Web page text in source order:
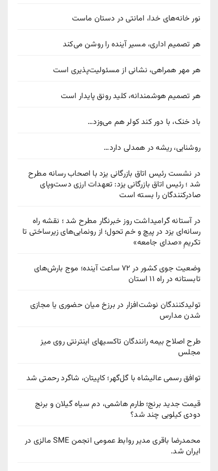
نور خانه‌های خدا، امانتی در دستان ماست
هر تصمیم اداری، مسیر آینده را روشن می‌کند
هر مهر همراهی، نشانی از مسئولیت‌پذیری است
هر تصمیم هوشمندانه، کلید رونق پایدار است
باد خنک، با دور کند کولر هم می‌وزد…
روشنایی، ریشه در همدلی دارد…
در نشست رئیس اتاق بازرگانی یزد با اصحاب رسانه مطرح
شد ؛ رئیس اتاق بازرگانی یزد: تعهدات ارزی دست‌وپای
صادرکنندگان را بسته است
در آستانه گرامیداشت روز خبرنگار مطرح شد ؛ نقشه راه
رسانه‌ای یزد در پیچ‌ و خم تحول؛ از رونمایی‌های زیرساختی تا
تکریمِ «صدای جامعه»
وضعیت جوی کشور در ۷۲ ساعت آینده؛ موج بارش‌های
تابستانه در راه ۱۱ استان
تولیدکنندگان نوشت‌افزار در برزخ میان حضوری یا مجازی
شدن مدارس
طرح اصلاح بیمه رانندگان تاکسیهای اینترنتی روی میز
مجلس
توافق رسمی عالیشاه با گل‌گهر؛ کاپیتان، شاگرد رحمتی شد
قیمت جدید برنج؛ طارم هاشمی، دم سیاه گیلان و برنج
دودی کیلویی چند شد؟
محمدرضا باقری مدیر روابط عمومی انجمن SME مالزی در
ایران شد.